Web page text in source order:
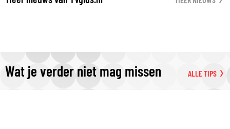
Wat je verder niet mag missen ALLE TIPS